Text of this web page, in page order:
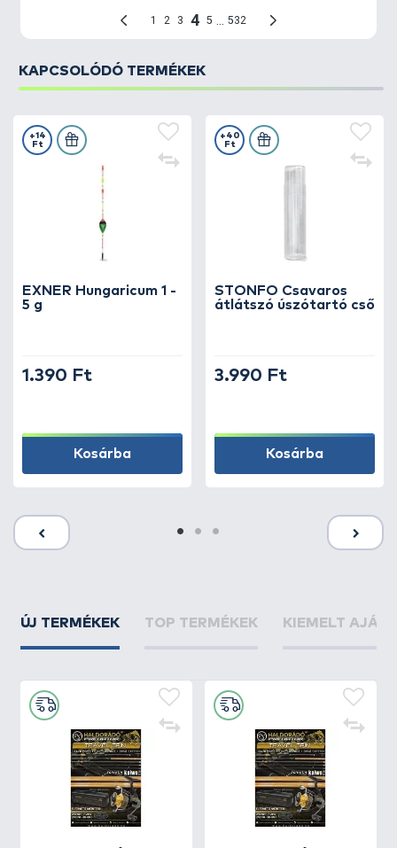
KAPCSOLÓDÓ TERMÉKEK
EXNER Hungaricum 1 -
5 g
+14
Ft
1.390 Ft
Kosárba
STONFO Csavaros
átlátszó úszótartó cső
+40
Ft
3.990 Ft
Kosárba
ÚJ TERMÉKEK TOP TERMÉKEK KIEMELT